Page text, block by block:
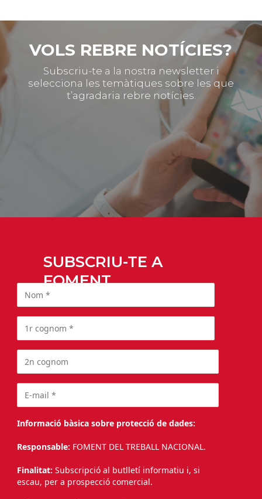
VOLS REBRE NOTÍCIES?
Subscriu-te a la nostra newsletter i
selecciona les temàtiques sobre les que
t’agradaria rebre notícies.
SUBSCRIU-TE A
FOMENT
Informació bàsica sobre protecció de dades:
Responsable: FOMENT DEL TREBALL NACIONAL.
Finalitat: Subscripció al butlletí informatiu i, si
escau, per a prospecció comercial.